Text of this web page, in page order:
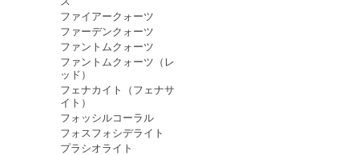
ファイアークォーツ
ファーデンクォーツ
ファントムクォーツ
ファントムクォーツ（レ
ッド）
フェナカイト（フェナサ
イト）
フォッシルコーラル
フォスフォシデライト
プラシオライト